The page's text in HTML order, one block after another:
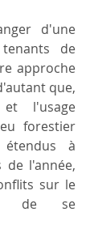
d'une
de
approche
que,
l'usage
forestier
étendus à
de l'année,
sur le
de se